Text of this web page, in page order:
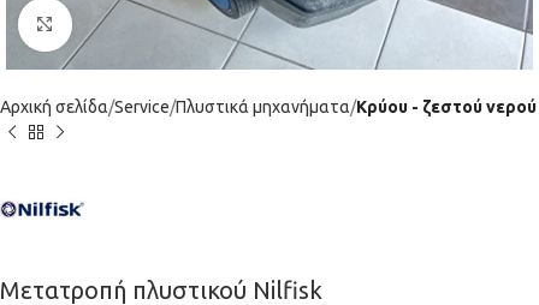
Click to enlarge
Αρχική σελίδα Service Πλυστικά μηχανήματα Κρύου - ζεστού νερού
Μετατροπή πλυστικού Nilfisk